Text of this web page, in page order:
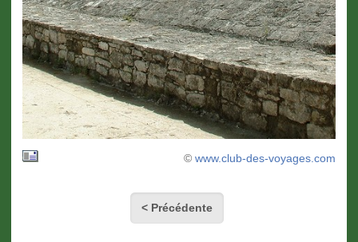
© www.club-des-voyages.com
< Précédente